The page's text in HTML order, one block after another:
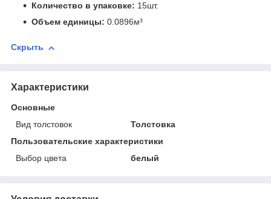
Количество в упаковке: 15шт.
Объем единицы: 0.0896м³
Скрыть
Характеристики
Основные
Вид толстовок
Толстовка
Пользовательские характеристики
Выбор цвета
белый